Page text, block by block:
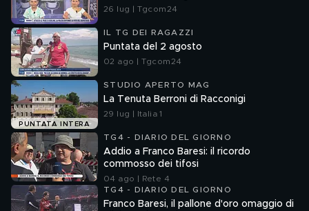
26 lug | Tgcom24
IL TG DEI RAGAZZI
Puntata del 2 agosto
02 ago | Tgcom24
PUNTATA INTERA
STUDIO APERTO MAG
La Tenuta Berroni di Racconigi
29 lug | Italia 1
TG4 - DIARIO DEL GIORNO
Addio a Franco Baresi: il ricordo
commosso dei tifosi
04 ago | Rete 4
TG4 - DIARIO DEL GIORNO
Franco Baresi, il pallone d'oro omaggio di